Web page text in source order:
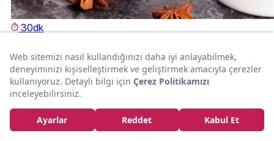
30dk
Sonbahar Tablosu: Erikli Kek